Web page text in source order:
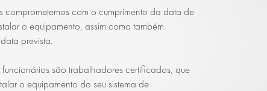
comprometemos com o cumprimento da data de
o equipamento, assim como também
prevista.
são trabalhadores certificados, que
o equipamento do seu sistema de